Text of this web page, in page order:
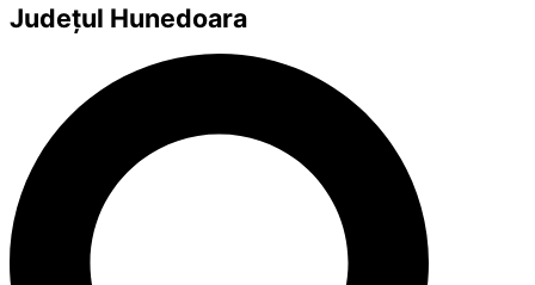
Județul Hunedoara